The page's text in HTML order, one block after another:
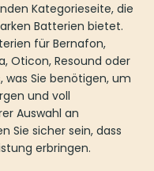
Kategorieseite, die
Batterien bietet.
für Bernafon,
Oticon, Resound oder
was Sie benötigen, um
und voll
Auswahl an
Sie sicher sein, dass
erbringen.